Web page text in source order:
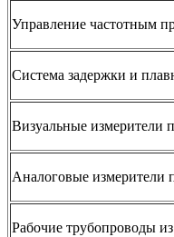
Управление частотным
Система задержки и
Визуальные измерители
Аналоговые измерители
Рабочие трубопроводы